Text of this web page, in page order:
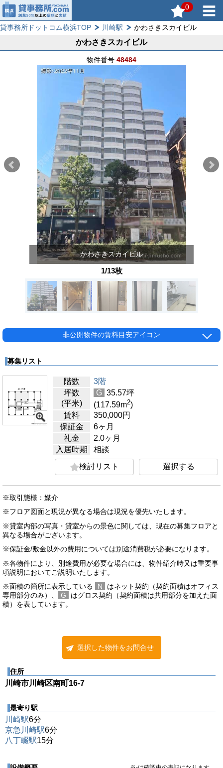
0
貸事務所ドットコム横浜TOP 川崎駅 かわさきスカイビル
かわさきスカイビル
物件番号:48484
かわさきスカイビル
1/13枚
非公開物件の賃料目安アイコン
募集リスト
階数
3階
坪数
(平米)
G 35.57坪
(117.59m2)
賃料
350,000円
保証金
6ヶ月
礼金
2.0ヶ月
入居時期
相談
検討リスト
選択する
※取引態様：媒介
※フロア図面と現況が異なる場合は現況を優先いたします。
※貸室内部の写真・貸室からの景色に関しては、現在の募集フロアと
異なる場合がございます。
※保証金/敷金以外の費用については別途消費税が必要になります。
※各物件により、別途費用が必要な場合には、物件紹介時又は重要事
項説明においてご説明いたします。
※面積の箇所に表示している
N
はネット契約（契約面積はオフィス
専用部分のみ）、
G
はグロス契約（契約面積は共用部分を加えた面
積）を表しています。
選択した物件をお問合せ
住所
川崎市川崎区南町16-7
最寄り駅
川崎駅6分
京急川崎駅6分
八丁畷駅15分